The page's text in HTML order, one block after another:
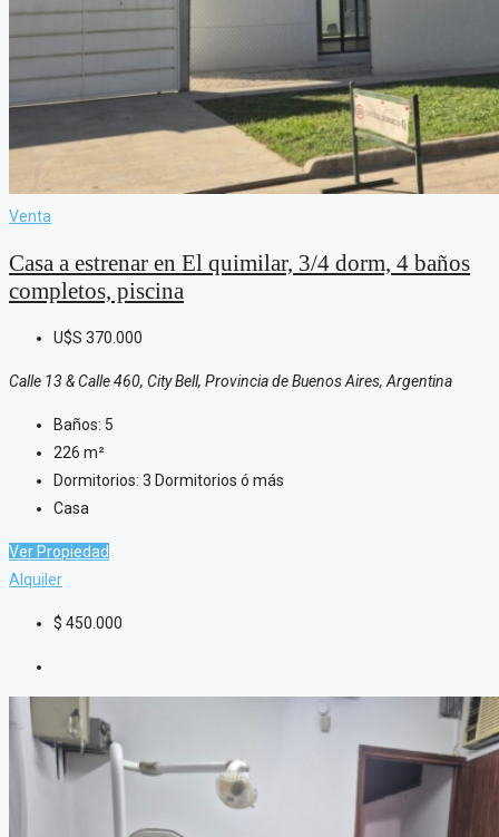
Venta
Casa a estrenar en El quimilar, 3/4 dorm, 4 baños
completos, piscina
U$S 370.000
Calle 13 & Calle 460, City Bell, Provincia de Buenos Aires, Argentina
Baños: 5
226 m²
Dormitorios: 3 Dormitorios ó más
Casa
Ver Propiedad
Alquiler
$ 450.000